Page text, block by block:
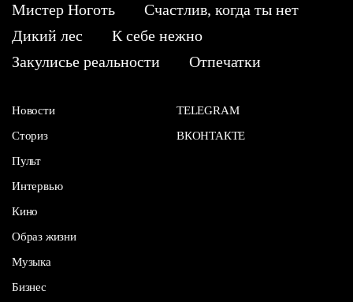
Мистер Ноготь
Счастлив, когда ты нет
Дикий лес
К себе нежно
Закулисье реальности
Отпечатки
Новости
Сториз
Пульт
Интервью
Кино
Образ жизни
Музыка
Бизнес
TELEGRAM
ВКОНТАКТЕ